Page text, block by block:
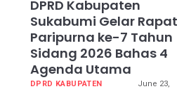
DPRD Kabupaten
Sukabumi Gelar Rapat
Paripurna ke-7 Tahun
Sidang 2026 Bahas 4
Agenda Utama
DPRD KABUPATEN
June 23,